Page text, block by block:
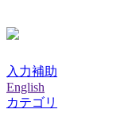
入力補助
English
カテゴリ